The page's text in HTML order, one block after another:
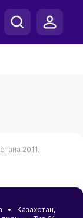
2011.
• Казахстан,